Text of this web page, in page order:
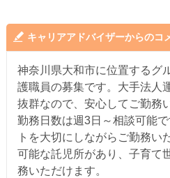
キャリアアドバイザーからのコ
神奈川県大和市に位置するグ
護職員の募集です。大手法人
抜群なので、安心してご勤務
勤務日数は週3日～相談可能
トを大切にしながらご勤務い
可能な託児所があり、子育て
務いただけます。